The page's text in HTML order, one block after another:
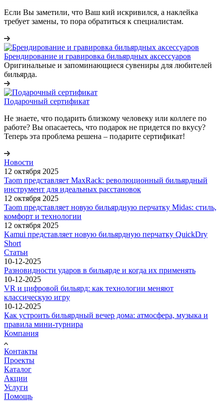
Если Вы заметили, что Ваш кий искривился, а наклейка
требует замены, то пора обратиться к специалистам.
Брендирование и гравировка бильярдных аксессуаров
Оригинальные и запоминающиеся сувениры для любителей
бильярда.
Подарочный cертификат
Не знаете, что подарить близкому человеку или коллеге по
работе? Вы опасаетесь, что подарок не придется по вкусу?
Теперь эта проблема решена – подарите сертификат!
Новости
12 октября 2025
Taom представляет MaxRack: революционный бильярдный
инструмент для идеальных расстановок
12 октября 2025
Taom представляет новую бильярдную перчатку Midas: стиль,
комфорт и технологии
12 октября 2025
Kamui представляет новую бильярдную перчатку QuickDry
Short
Статьи
10-12-2025
Разновидности ударов в бильярде и когда их применять
10-12-2025
VR и цифровой бильярд: как технологии меняют
классическую игру
10-12-2025
Как устроить бильярдный вечер дома: атмосфера, музыка и
правила мини-турнира
Компания
Контакты
Проекты
Каталог
Акции
Услуги
Помощь